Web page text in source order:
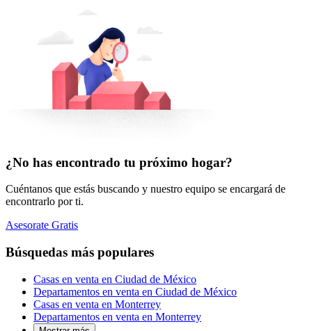
¿No has encontrado tu próximo hogar?
Cuéntanos que estás buscando y nuestro equipo se encargará de
encontrarlo por ti.
Asesorate Gratis
Búsquedas más populares
Casas en venta en Ciudad de México
Departamentos en venta en Ciudad de México
Casas en venta en Monterrey
Departamentos en venta en Monterrey